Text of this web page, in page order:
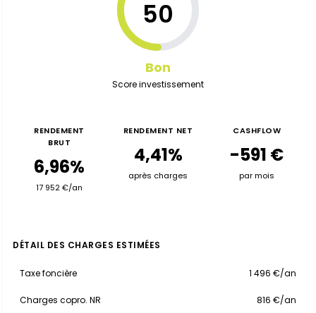
50
Bon
Score investissement
RENDEMENT
BRUT
6,96%
17 952 €/an
RENDEMENT NET
4,41%
après charges
CASHFLOW
-591 €
par mois
DÉTAIL DES CHARGES ESTIMÉES
Taxe foncière 1 496 €/an
Charges copro. NR 816 €/an